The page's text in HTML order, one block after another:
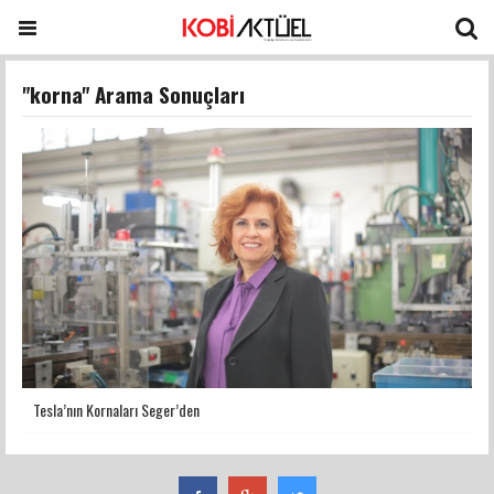
"korna" Arama Sonuçları
Tesla’nın Kornaları Seger’den